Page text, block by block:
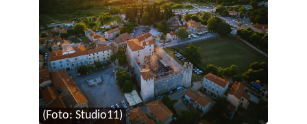
(Foto: Studio11)